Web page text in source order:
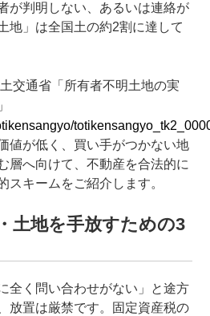
が判明しない、あるいは連絡が
地」は全国土の約2割に達して
交通省「所有者不明土地の実
値が低く、買い手がつかない地
層へ向けて、不動産を合法的に
スキームをご紹介します。
土地を手放すための3
全く問い合わせがない」と途方
放置は厳禁です。固定資産税の